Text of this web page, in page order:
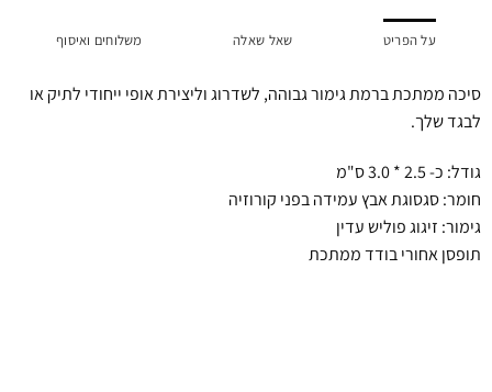
על הפריט שאל שאלה משלוחים ואיסוף
סיכה ממתכת ברמת גימור גבוהה, לשדרוג וליצירת אופי ייחודי לתיק או
לבגד שלך.
גודל: כ- 2.5 * 3.0 ס"מ
חומר: סגסוגת אבץ עמידה בפני קורוזיה
גימור: זיגוג פוליש עדין
תופסן אחורי בודד ממתכת